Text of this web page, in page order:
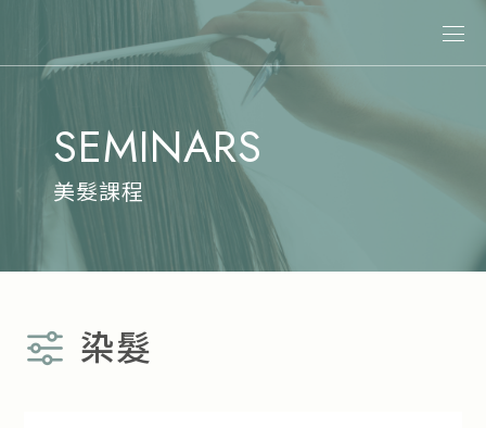
關於娜普菈
最新消息
商品情報
專業染髮
專業燙髮
SEMINARS
美髮課程
染髮